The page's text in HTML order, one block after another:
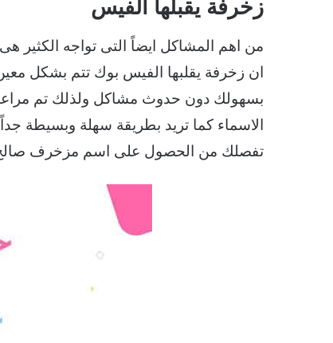
زخرفة يقبلها الفيس
من اهم المشاكل ايضاً التى تواجه
ان زخرفة يقلبها الفيس بوك تتم بشكل
بسهولك دون حدوث مشاكل ولذلك تم
الاسماء كما تريد بطريقة سهلة وبسيطة
تفصلك من الحصول على اسم مزخرف صالح